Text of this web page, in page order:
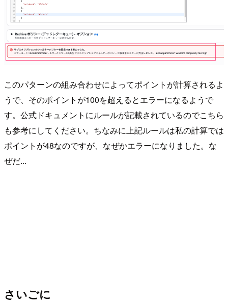
このパターンの組み合わせによってポイントが計算されるよ
うで、そのポイントが100を超えるとエラーになるようで
す。公式ドキュメントにルールが記載されているのでこちら
も参考にしてください。ちなみに上記ルールは私の計算では
ポイントが48なのですが、なぜかエラーになりました。な
ぜだ...
さいごに